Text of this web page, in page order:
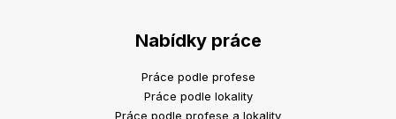
Nabídky práce
Práce podle profese
Práce podle lokality
Práce podle profese a lokality